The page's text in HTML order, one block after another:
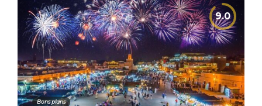
Bons plans